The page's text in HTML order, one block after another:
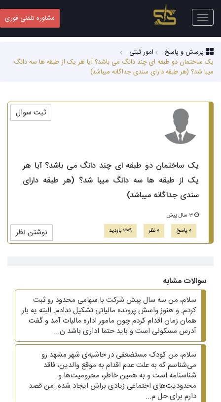
Toggle
navigation
مشاوره تلفنی فوری
پرسش و پاسخ
امور ثبتی
یک ساختمان دو طبقه ای چند دانگ می باشد؟ آیا هر یک از طبقه ها سه دانگ
میبا شد؟ (هر طبقه دارای سندی جداگانه میباشد)
یک ساختمان دو طبقه ای چند دانگ می باشد؟ آیا هر
یک از طبقه ها سه دانگ میبا شد؟ (هر طبقه دارای
سندی جداگانه میباشد)
0 پاسخ
0 نظر 309 بازدید نوشتن نظر
ثبت سوال
سوالات مشابه
سلام، من سه سال پیش شرکت با سهامی محدود رو ثبت
کردم. و هنوز واسش پرونده مالیاتی تشکیل ندادم. البته یه بار
همان زمان اقدام کردم چون مامور اداره مالیات آمد و گفت
آدرس مسکونی است و باید حتما اداری باشد ن...
سلام، من کودک مستضعفی در حاشیه‌ی شهر مشهد رو
می‌شناسم که به علت عدم اقدام به موقع والدین، فاقد
شناسنامه است و به همین خاطر، محرومیت‌ها و
محدودیت‌های اجتماعی زیادی براش ایجاد شده. من قصد
دارم برای حل م...